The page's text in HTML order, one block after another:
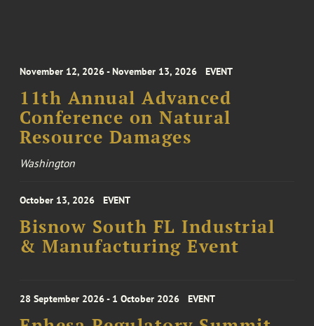
November 12, 2026 - November 13, 2026 EVENT
11th Annual Advanced
Conference on Natural
Resource Damages
Washington
October 13, 2026 EVENT
Bisnow South FL Industrial
& Manufacturing Event
28 September 2026 - 1 October 2026 EVENT